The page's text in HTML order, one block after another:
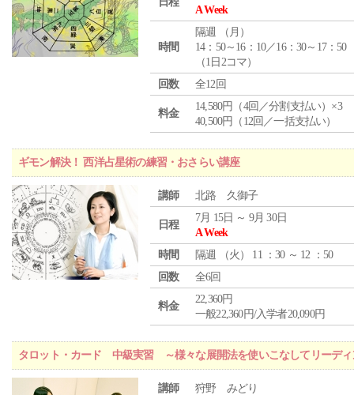
A Week
時間
隔週 （ 月 ）
14：50～16：10／16：30～17：50
（1日2コマ）
回数
全12回
料金
14,580円（4回／分割支払い）×3
40,500円（12回／一括支払い）
ギモン解決！ 西洋占星術の練習・おさらい講座
講師 北路 久御子
日程
7月 15日 ～ 9月 30日
A Week
時間
隔週 （火 ） 11 ：30 ～ 12 ：50
回数
全6回
料金
22,360円
一般22,360円/入学者20,090円
タロット・カード 中級実習 ～様々な展開法を使いこなしてリーディ
講師 狩野 みどり